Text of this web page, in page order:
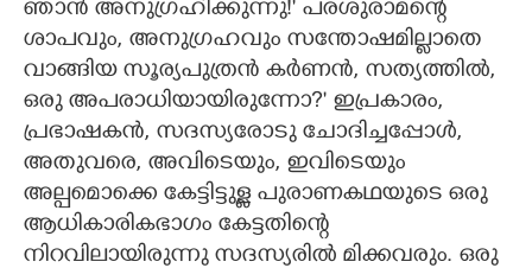
ഞാൻ അനുഗ്രഹിക്കുന്നു!" പരശുരാമന്റെ
ശാപവും, അനുഗ്രഹവും സന്തോഷമില്ലാതെ
വാങ്ങിയ സൂര്യപുത്രൻ കർണൻ, സത്യത്തിൽ,
ഒരു അപരാധിയായിരുന്നോ?" ഇപ്രകാരം,
പ്രഭാഷകൻ, സദസ്യരോടു ചോദിച്ചപ്പോൾ,
അതുവരെ, അവിടെയും, ഇവിടെയും
അല്പമൊക്കെ കേട്ടിട്ടുള്ള പുരാണകഥയുടെ ഒരു
ആധികാരികഭാഗം കേട്ടതിന്റെ
നിറവിലായിരുന്നു സദസ്യരിൽ മിക്കവരും. ഒരു